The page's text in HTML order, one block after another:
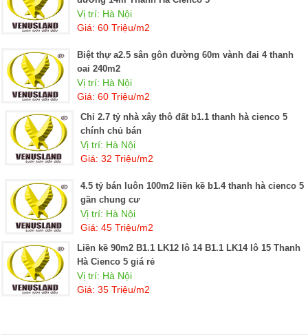
Vị trí: Hà Nội
Giá: 60 Triệu/m2
Biệt thự a2.5 sân gôn đường 60m vành đai 4 thanh
oai 240m2
Vị trí: Hà Nội
Giá: 60 Triệu/m2
Chỉ 2.7 tỷ nhà xây thô đất b1.1 thanh hà cienco 5
chính chủ bán
Vị trí: Hà Nội
Giá: 32 Triệu/m2
4.5 tỷ bán luôn 100m2 liền kề b1.4 thanh hà cienco 5
gần chung cư
Vị trí: Hà Nội
Giá: 45 Triệu/m2
Liền kề 90m2 B1.1 LK12 lô 14 B1.1 LK14 lô 15 Thanh
Hà Cienco 5 giá rẻ
Vị trí: Hà Nội
Giá: 35 Triệu/m2